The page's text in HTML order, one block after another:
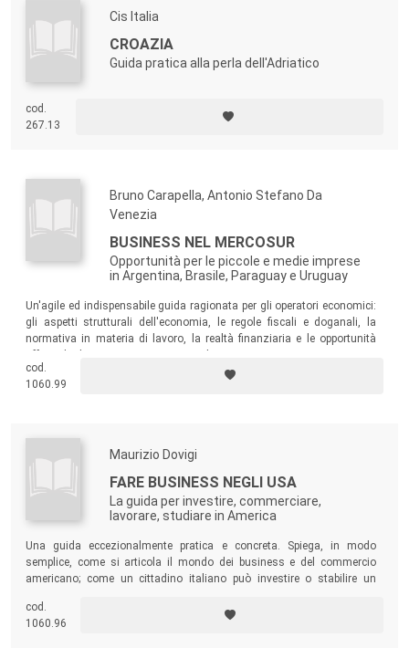
Cis Italia
CROAZIA
Guida pratica alla perla dell'Adriatico
cod.
267.13
Bruno Carapella, Antonio Stefano Da
Venezia
BUSINESS NEL MERCOSUR
Opportunità per le piccole e medie imprese
in Argentina, Brasile, Paraguay e Uruguay
Un'agile ed indispensabile guida ragionata per gli operatori economici:
gli aspetti strutturali dell'economia, le regole fiscali e doganali, la
normativa in materia di lavoro, la realtà finanziaria e le opportunità
cod.
1060.99
Maurizio Dovigi
FARE BUSINESS NEGLI USA
La guida per investire, commerciare,
lavorare, studiare in America
Una guida eccezionalmente pratica e concreta. Spiega, in modo
semplice, come si articola il mondo dei business e del commercio
americano; come un cittadino italiano può investire o stabilire un
materia a livello federale e nei singoli Stati; a chi rivolgersi per ottenere
informazioni, assistenza, consulenze e finanziamenti.
cod.
1060.96